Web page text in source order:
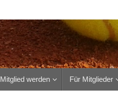
Mitglied werden Für Mitglieder